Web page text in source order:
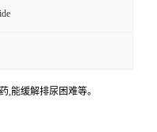
,能缓解排尿困难等。